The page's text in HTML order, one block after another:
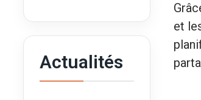
Actualités
et